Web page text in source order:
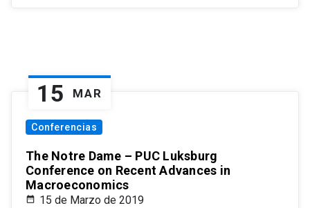
15 MAR
Conferencias
The Notre Dame – PUC Luksburg
Conference on Recent Advances in
Macroeconomics
15 de Marzo de 2019